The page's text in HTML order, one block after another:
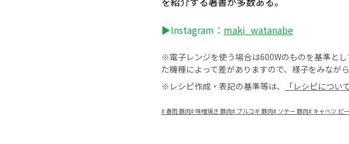
▶Instagram： maki_watanabe
※電子レンジを使う場合は600Wのものを基準と
た機種によって差がありますので、様子をみなが
※レシピ作成・表記の基準等は、
「レシピについて
# 春雨 豚肉#味噌焼き 豚肉# プルコギ 豚肉# ソテー 豚肉# キャベツ ピ